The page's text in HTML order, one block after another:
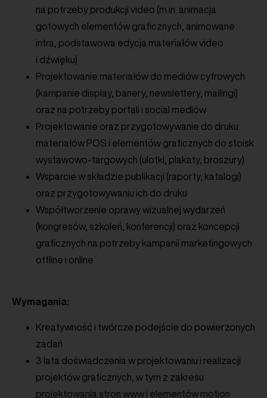
na potrzeby produkcji video (m.in. animacja
gotowych elementów graficznych, animowane
intra, podstawowa edycja materiałów video
i dźwięku)
Projektowanie materiałów do mediów cyfrowych
(kampanie display, banery, newslettery, mailingi)
oraz na potrzeby portali i social mediów
Projektowanie oraz przygotowywanie do druku
materiałów POS i elementów graficznych do stoisk
wystawowo-targowych (ulotki, plakaty, broszury)
Wsparcie w składzie publikacji (raporty, katalogi)
oraz przygotowywaniu ich do druku
Współtworzenie oprawy wizualnej wydarzeń
(kongresów, szkoleń, konferencji) oraz koncepcji
graficznych na potrzeby kampanii marketingowych
offline i online
Wymagania:
Kreatywność i twórcze podejście do powierzonych
zadań
3 lata doświadczenia w projektowaniu i realizacji
projektów graficznych, w tym z zakresu
projektowania stron www i elementów motion